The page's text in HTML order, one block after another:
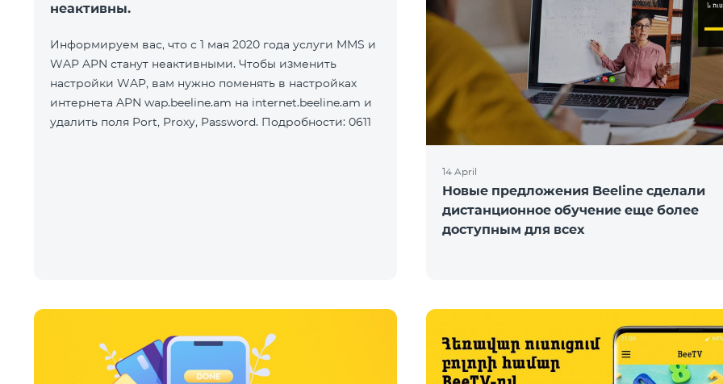
неактивны.
Информируем вас, что с 1 мая 2020 года услуги MMS и
WAP APN станут неактивными. Чтобы изменить
настройки WAP, вам нужно поменять в настройках
интернета APN wap.beeline.am на internet.beeline.am и
удалить поля Port, Proxy, Password. Подробности: 0611
14 April
Новые предложения Beeline сделали
дистанционное обучение еще более
доступным для всех